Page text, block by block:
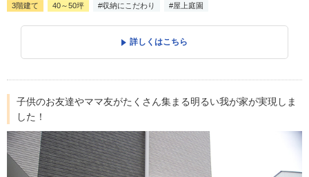
3階建て 40～50坪 #収納にこだわり #屋上庭園
詳しくはこちら
子供のお友達やママ友がたくさん集まる明るい我が家が実現しま
した！